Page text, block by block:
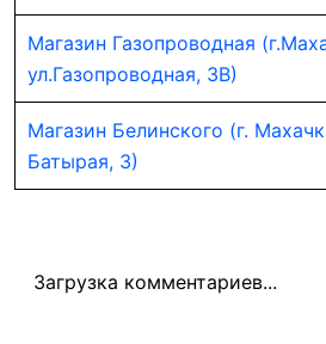
Магазин Газопроводная
ул.Газопроводная, 3В)
Магазин Белинского (г.
Батырая, 3)
Загрузка комментариев...